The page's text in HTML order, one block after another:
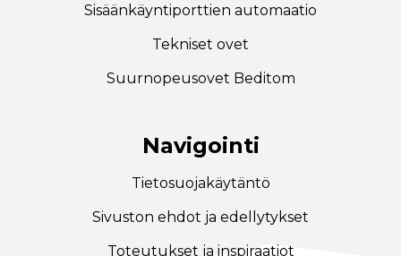
Sisäänkäyntiporttien automaatio
Tekniset ovet
Suurnopeusovet Beditom
Navigointi
Tietosuojakäytäntö
Sivuston ehdot ja edellytykset
Toteutukset ja inspiraatiot